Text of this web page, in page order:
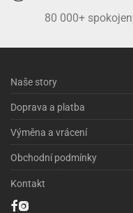
80 000+
Naše story
Doprava a platba
Výměna a vrácení
Obchodní podmínky
Kontakt